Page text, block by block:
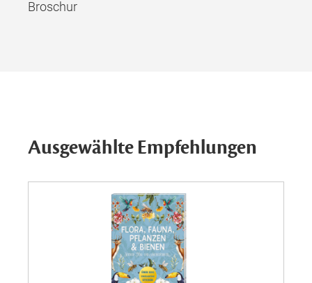
Broschur
Ausgewählte Empfehlungen